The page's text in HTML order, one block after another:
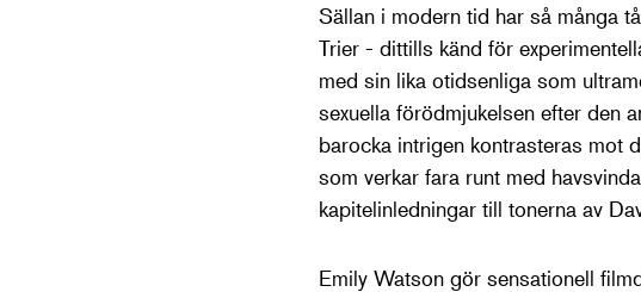
Sällan i modern tid har så många
Trier - dittills känd för
med sin lika otidsenliga som
sexuella förödmjukelsen efter den
barocka intrigen kontrasteras mot
som verkar fara runt med
kapitelinledningar till tonerna av
Emily Watson gör sensationell